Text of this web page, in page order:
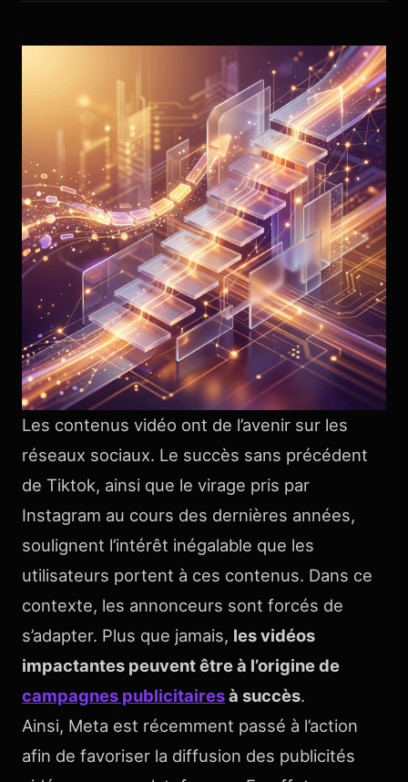
Les contenus vidéo ont de l’avenir sur les
réseaux sociaux. Le succès sans précédent
de Tiktok, ainsi que le virage pris par
Instagram au cours des dernières années,
soulignent l’intérêt inégalable que les
utilisateurs portent à ces contenus. Dans ce
contexte, les annonceurs sont forcés de
s’adapter. Plus que jamais, les vidéos
impactantes peuvent être à l’origine de
campagnes publicitairesà succès.
Ainsi, Meta est récemment passé à l’action
afin de favoriser la diffusion des publicités